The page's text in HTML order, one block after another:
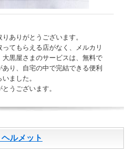
ありがとうございます。
てもらえる店がなく、メルカリ
黒屋さまのサービスは、無料で
り、自宅の中で完結できる便利
ました。
うございます。
ルメット